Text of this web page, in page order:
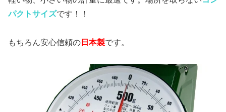
パクトサイズです！！
もちろん安心信頼の 日本製です。